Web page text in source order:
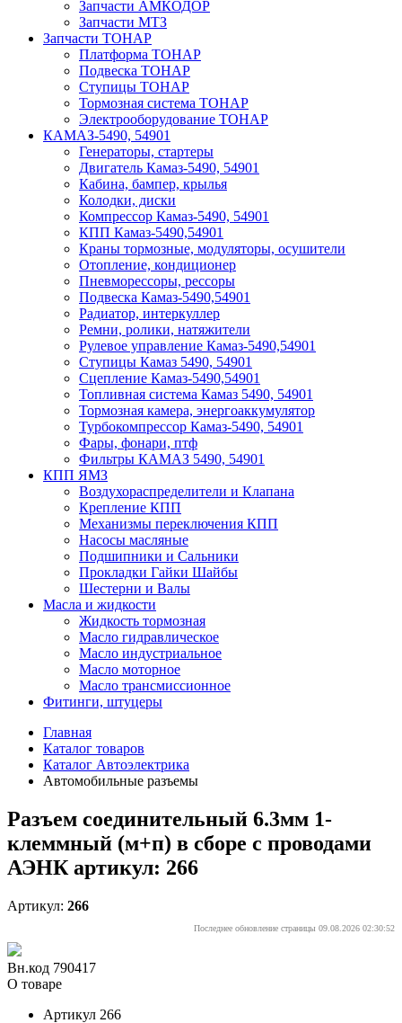
Запчасти АМКОДОР
Запчасти МТЗ
Запчасти ТОНАР
Платформа ТОНАР
Подвеска ТОНАР
Ступицы ТОНАР
Тормозная система ТОНАР
Электрооборудование ТОНАР
КАМАЗ-5490, 54901
Генераторы, стартеры
Двигатель Камаз-5490, 54901
Кабина, бампер, крылья
Колодки, диски
Компрессор Камаз-5490, 54901
КПП Камаз-5490,54901
Краны тормозные, модуляторы, осушители
Отопление, кондиционер
Пневморессоры, рессоры
Подвеска Камаз-5490,54901
Радиатор, интеркуллер
Ремни, ролики, натяжители
Рулевое управление Камаз-5490,54901
Ступицы Камаз 5490, 54901
Сцепление Камаз-5490,54901
Топливная система Камаз 5490, 54901
Тормозная камера, энергоаккумулятор
Турбокомпрессор Камаз-5490, 54901
Фары, фонари, птф
Фильтры КАМАЗ 5490, 54901
КПП ЯМЗ
Воздухораспределители и Клапана
Крепление КПП
Механизмы переключения КПП
Насосы масляные
Подшипники и Сальники
Прокладки Гайки Шайбы
Шестерни и Валы
Масла и жидкости
Жидкость тормозная
Масло гидравлическое
Масло индустриальное
Масло моторное
Масло трансмиссионное
Фитинги, штуцеры
Главная
Каталог товаров
Каталог Автоэлектрика
Автомобильные разъемы
Разъем соединительный 6.3мм 1-
клеммный (м+п) в сборе с проводами
АЭНК артикул: 266
Артикул: 266
Последнее обновление страницы 09.08.2026 02:30:52
Вн.код 790417
О товаре
Артикул 266